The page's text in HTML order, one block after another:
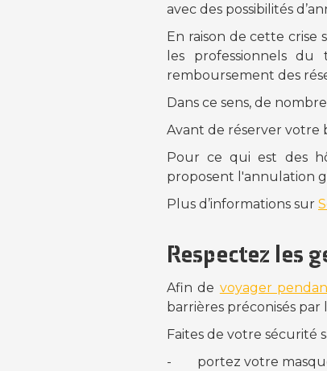
avec des possibilités
En raison de cette crise
les professionnels
remboursement des
Dans ce sens, de
Avant de réserver votre
Pour ce qui est des
proposent l'annulation
Plus d’informations sur
Respectez les
Afin de voyager
barrières préconisés
Faites de votre sécurité
- portez votre